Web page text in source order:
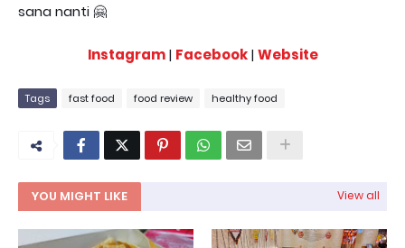
sana nanti 🤗
Instagram| Facebook| Website
Tags fast food food review healthy food
YOU MIGHT LIKE View all